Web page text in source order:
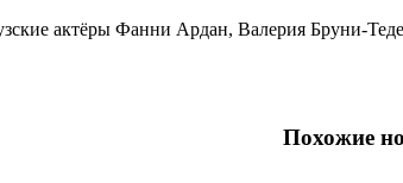
актёры Фанни Ардан, Валерия Бруни-
Похожие